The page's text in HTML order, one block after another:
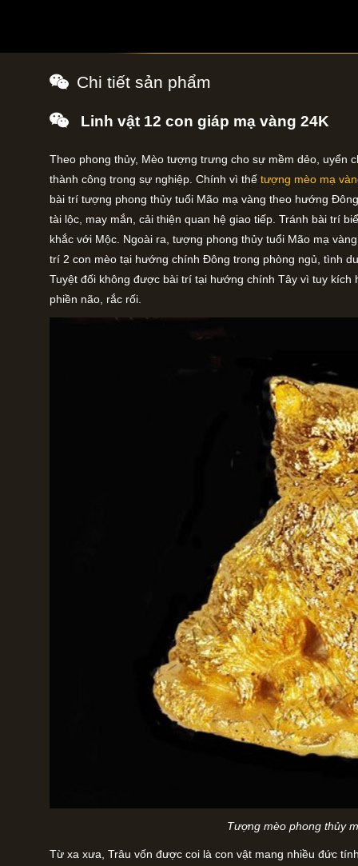
Chi tiết sản phẩm
Linh vật 12 con giáp mạ vàng 24K
Theo phong thủy, Mèo tượng trưng cho sự mềm dẻo, uyển
thành công trong sự nghiệp. Chính vì thế tượng mèo mạ
bài trí tượng phong thủy tuổi Mão mạ vàng theo hướng
tài lộc, may mắn, cải thiện quan hệ giao tiếp. Tránh bài trí
khắc với Mộc. Ngoài ra, tượng phong thủy tuổi Mão mạ
trí 2 con mèo tại hướng chính Đông trong phòng ngủ, tình
Tuyệt đối không được bài trí tại hướng chính Tây vì tuy kích
phiền não, rắc rối.
Tượng mèo phong thủy
Từ xa xưa, Trâu vốn được coi là con vật mang nhiều đức